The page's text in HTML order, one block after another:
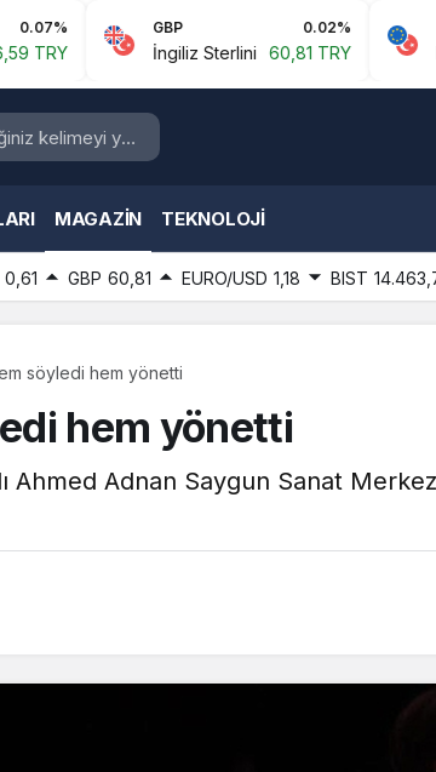
İngiliz Sterlini 60,81 TRY
EURO/USD
Euro
MAGAZIN TEKNOLOJI
0,61 GBP 60,81 EURO/USD 1,18 BIST
söyledi hem yönetti
hem yönetti
Ahmed Adnan Saygun Sanat